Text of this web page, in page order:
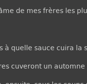
de mes frères les
à quelle sauce cuira la
cuveront un automne